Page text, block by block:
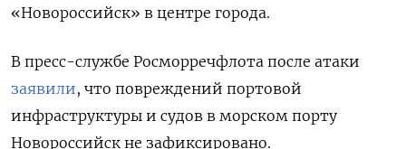
«Новороссийск» в центре города.
В пресс-службе Росморречфлота после атаки
заявили, что повреждений портовой
инфраструктуры и судов в морском порту
Новороссийск не зафиксировано.